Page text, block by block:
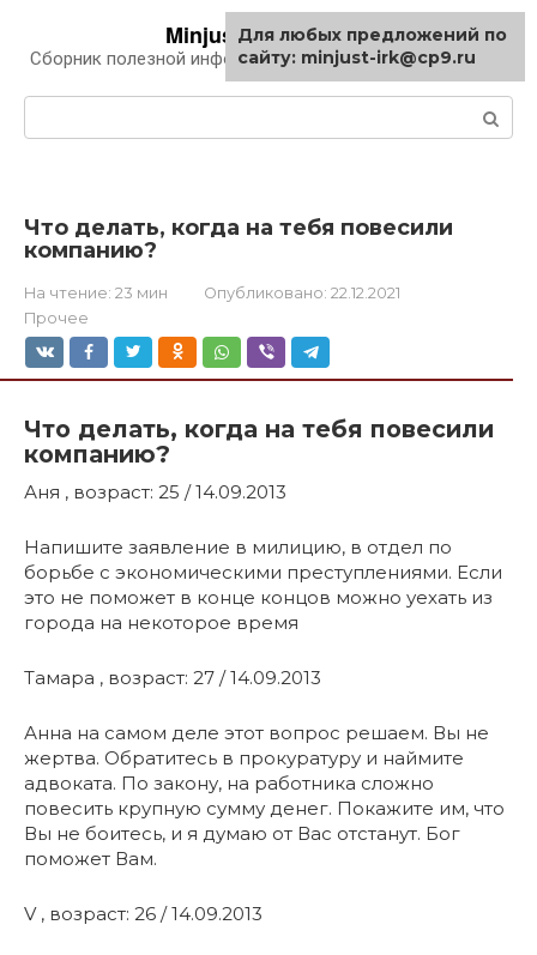
контенту
Minjust-irk.ru
Сборник полезной информации про автомобили
Что делать, когда на тебя повесили
компанию?
На чтение: 23 мин Опубликовано: 22.12.2021
Прочее
Что делать, когда на тебя повесили
компанию?
Аня , возраст: 25 / 14.09.2013
Напишите заявление в милицию, в отдел по
борьбе с экономическими преступлениями. Если
это не поможет в конце концов можно уехать из
города на некоторое время
Тамара , возраст: 27 / 14.09.2013
Анна на самом деле этот вопрос решаем. Вы не
жертва. Обратитесь в прокуратуру и наймите
адвоката. По закону, на работника сложно
повесить крупную сумму денег. Покажите им, что
Вы не боитесь, и я думаю от Вас отстанут. Бог
поможет Вам.
V , возраст: 26 / 14.09.2013
Для любых предложений по
сайту: minjust-irk@cp9.ru